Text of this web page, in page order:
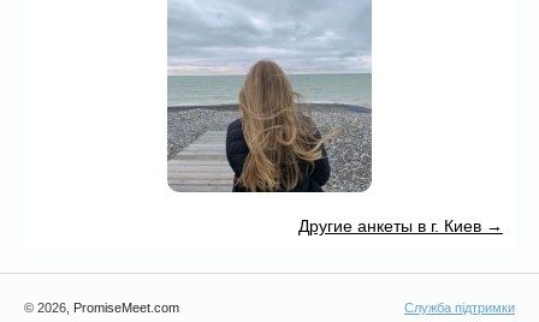
Другие анкеты в г. Киев →
Служба підтримки
© 2026 , PromiseMeet.com